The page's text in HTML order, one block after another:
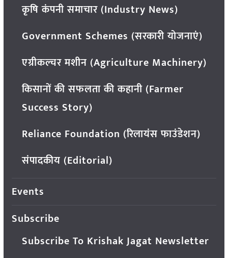
कृषि कंपनी समाचार (Industry News)
Government Schemes (सरकारी योजनाएं)
एग्रीकल्चर मशीन (Agriculture Machinery)
किसानों की सफलता की कहानी (Farmer
Success Story)
Reliance Foundation (रिलायंस फाउंडेशन)
संपादकीय (Editorial)
Events
Subscribe
Subscribe To Krishak Jagat Newsletter